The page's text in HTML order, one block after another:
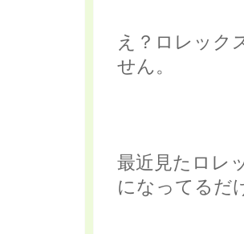
え？ロレック
せん。
最近見たロレ
になってるだ